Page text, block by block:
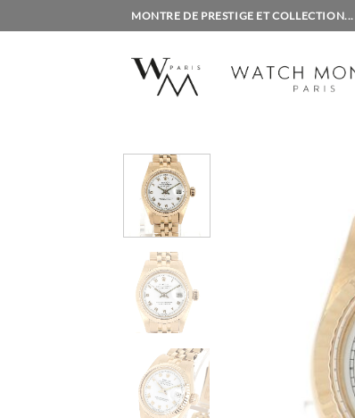
au
MONTRE DE PRESTIGE ET COLLECTION...